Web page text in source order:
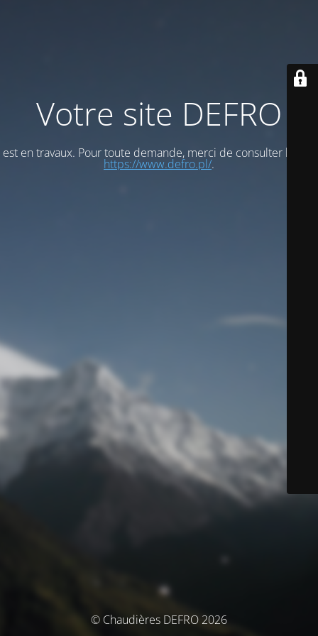
Votre site DEFRO
est en travaux. Pour toute demande, merci de consulter le site
https://www.defro.pl/.
© Chaudières DEFRO 2026